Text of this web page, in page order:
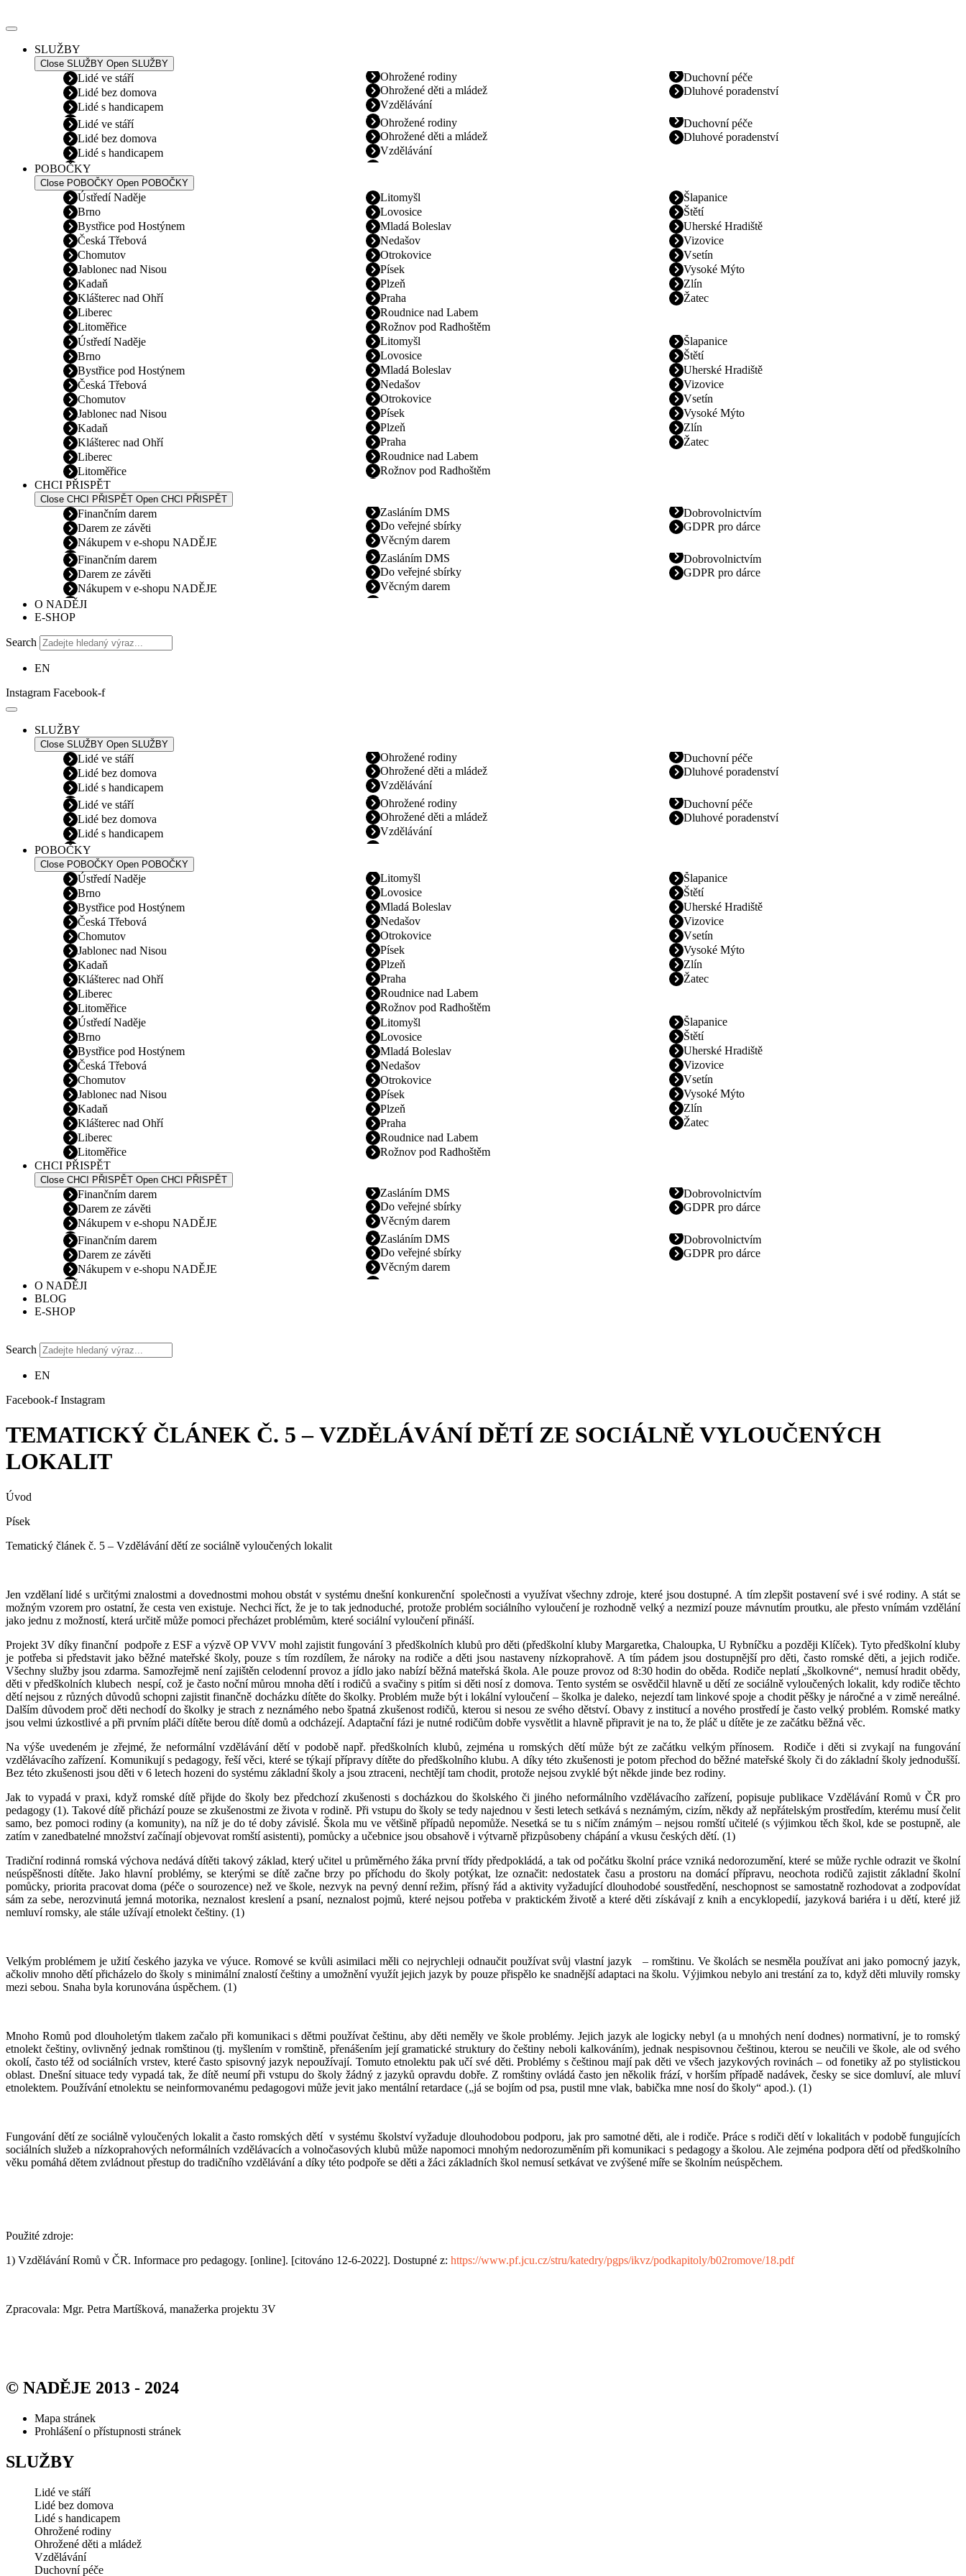
k
SLUŽBY
Close SLUŽBY Open SLUŽBY
Lidé ve stáří
Lidé bez domova
Lidé s handicapem
Ohrožené rodiny
Ohrožené děti a mládež
Vzdělávání
Duchovní péče
Dluhové poradenství
Lidé ve stáří
Lidé bez domova
Lidé s handicapem
Ohrožené rodiny
Ohrožené děti a mládež
Vzdělávání
Duchovní péče
Dluhové poradenství
POBOČKY
Close POBOČKY Open POBOČKY
Ústředí Naděje
Brno
Bystřice pod Hostýnem
Česká Třebová
Chomutov
Jablonec nad Nisou
Kadaň
Klášterec nad Ohří
Liberec
Litoměřice
Litomyšl
Lovosice
Mladá Boleslav
Nedašov
Otrokovice
Písek
Plzeň
Praha
Roudnice nad Labem
Rožnov pod Radhoštěm
Šlapanice
Štětí
Uherské Hradiště
Vizovice
Vsetín
Vysoké Mýto
Zlín
Žatec
Ústředí Naděje
Brno
Bystřice pod Hostýnem
Česká Třebová
Chomutov
Jablonec nad Nisou
Kadaň
Klášterec nad Ohří
Liberec
Litoměřice
Litomyšl
Lovosice
Mladá Boleslav
Nedašov
Otrokovice
Písek
Plzeň
Praha
Roudnice nad Labem
Rožnov pod Radhoštěm
Šlapanice
Štětí
Uherské Hradiště
Vizovice
Vsetín
Vysoké Mýto
Zlín
Žatec
CHCI PŘISPĚT
Close CHCI PŘISPĚT Open CHCI PŘISPĚT
Finančním darem
Darem ze závěti
Nákupem v e-shopu NADĚJE
Zasláním DMS
Do veřejné sbírky
Věcným darem
Dobrovolnictvím
GDPR pro dárce
Finančním darem
Darem ze závěti
Nákupem v e-shopu NADĚJE
Zasláním DMS
Do veřejné sbírky
Věcným darem
Dobrovolnictvím
GDPR pro dárce
O NADĚJI
E-SHOP
Search
EN
Instagram Facebook-f
SLUŽBY
Close SLUŽBY Open SLUŽBY
Lidé ve stáří
Lidé bez domova
Lidé s handicapem
Ohrožené rodiny
Ohrožené děti a mládež
Vzdělávání
Duchovní péče
Dluhové poradenství
Lidé ve stáří
Lidé bez domova
Lidé s handicapem
Ohrožené rodiny
Ohrožené děti a mládež
Vzdělávání
Duchovní péče
Dluhové poradenství
POBOČKY
Close POBOČKY Open POBOČKY
Ústředí Naděje
Brno
Bystřice pod Hostýnem
Česká Třebová
Chomutov
Jablonec nad Nisou
Kadaň
Klášterec nad Ohří
Liberec
Litoměřice
Litomyšl
Lovosice
Mladá Boleslav
Nedašov
Otrokovice
Písek
Plzeň
Praha
Roudnice nad Labem
Rožnov pod Radhoštěm
Šlapanice
Štětí
Uherské Hradiště
Vizovice
Vsetín
Vysoké Mýto
Zlín
Žatec
Ústředí Naděje
Brno
Bystřice pod Hostýnem
Česká Třebová
Chomutov
Jablonec nad Nisou
Kadaň
Klášterec nad Ohří
Liberec
Litoměřice
Litomyšl
Lovosice
Mladá Boleslav
Nedašov
Otrokovice
Písek
Plzeň
Praha
Roudnice nad Labem
Rožnov pod Radhoštěm
Šlapanice
Štětí
Uherské Hradiště
Vizovice
Vsetín
Vysoké Mýto
Zlín
Žatec
CHCI PŘISPĚT
Close CHCI PŘISPĚT Open CHCI PŘISPĚT
Finančním darem
Darem ze závěti
Nákupem v e-shopu NADĚJE
Zasláním DMS
Do veřejné sbírky
Věcným darem
Dobrovolnictvím
GDPR pro dárce
Finančním darem
Darem ze závěti
Nákupem v e-shopu NADĚJE
Zasláním DMS
Do veřejné sbírky
Věcným darem
Dobrovolnictvím
GDPR pro dárce
O NADĚJI
BLOG
E-SHOP
Search
EN
Facebook-f Instagram
TEMATICKÝ ČLÁNEK Č. 5 – VZDĚLÁVÁNÍ DĚTÍ ZE SOCIÁLNĚ VYLOUČENÝCH
LOKALIT
Úvod
Písek
Tematický článek č. 5 – Vzdělávání dětí ze sociálně vyloučených lokalit
Jen vzdělaní lidé s určitými znalostmi a dovednostmi mohou obstát v systému dnešní konkurenční společnosti a využívat všechny zdroje, které jsou dostupné. A tím zlepšit postavení své i své rodiny. A stát se
možným vzorem pro ostatní, že cesta ven existuje. Nechci říct, že je to tak jednoduché, protože problém sociálního vyloučení je rozhodně velký a nezmizí pouze mávnutím proutku, ale přesto vnímám vzdělání
jako jednu z možností, která určitě může pomoci přecházet problémům, které sociální vyloučení přináší.
Projekt 3V díky finanční podpoře z ESF a výzvě OP VVV mohl zajistit fungování 3 předškolních klubů pro děti (předškolní kluby Margaretka, Chaloupka, U Rybníčku a později Klíček). Tyto předškolní kluby
je potřeba si představit jako běžné mateřské školy, pouze s tím rozdílem, že nároky na rodiče a děti jsou nastaveny nízkoprahově. A tím pádem jsou dostupnější pro děti, často romské děti, a jejich rodiče.
Všechny služby jsou zdarma. Samozřejmě není zajištěn celodenní provoz a jídlo jako nabízí běžná mateřská škola. Ale pouze provoz od 8:30 hodin do oběda. Rodiče neplatí „školkovné“, nemusí hradit obědy,
děti v předškolních klubech nespí, což je často noční můrou mnoha dětí i rodičů a svačiny s pitím si děti nosí z domova. Tento systém se osvědčil hlavně u dětí ze sociálně vyloučených lokalit, kdy rodiče těchto
dětí nejsou z různých důvodů schopni zajistit finančně docházku dítěte do školky. Problém muže být i lokální vyloučení – školka je daleko, nejezdí tam linkové spoje a chodit pěšky je náročné a v zimě nereálné.
Dalším důvodem proč děti nechodí do školky je strach z neznámého nebo špatná zkušenost rodičů, kterou si nesou ze svého dětství. Obavy z institucí a nového prostředí je často velký problém. Romské matky
jsou velmi úzkostlivé a při prvním pláči dítěte berou dítě domů a odcházejí. Adaptační fázi je nutné rodičům dobře vysvětlit a hlavně připravit je na to, že pláč u dítěte je ze začátku běžná věc.
Na výše uvedeném je zřejmé, že neformální vzdělávání dětí v podobě např. předškolních klubů, zejména u romských dětí může být ze začátku velkým přínosem.
Rodiče i děti si zvykají na fungování
vzdělávacího zařízení. Komunikují s pedagogy, řeší věci, které se týkají přípravy dítěte do předškolního klubu. A díky této zkušenosti je potom přechod do běžné mateřské školy či do základní školy jednodušší.
Bez této zkušenosti jsou děti v 6 letech hozeni do systému základní školy a jsou ztraceni, nechtějí tam chodit, protože nejsou zvyklé být někde jinde bez rodiny.
Jak to vypadá v praxi, když romské dítě přijde do školy bez předchozí zkušenosti s docházkou do školského či jiného neformálního vzdělávacího zařízení, popisuje publikace Vzdělávání Romů v ČR pro
pedagogy (1). Takové dítě přichází pouze se zkušenostmi ze života v rodině. Při vstupu do školy se tedy najednou v šesti letech setkává s neznámým, cizím, někdy až nepřátelským prostředím, kterému musí čelit
samo, bez pomoci rodiny (a komunity), na níž je do té doby závislé. Škola mu ve většině případů nepomůže. Nesetká se tu s ničím známým – nejsou romští učitelé (s výjimkou těch škol, kde se postupně, ale
zatím v zanedbatelné množství začínají objevovat romští asistenti), pomůcky a učebnice jsou obsahově i výtvarně přizpůsobeny chápání a vkusu českých dětí. (1)
Tradiční rodinná romská výchova nedává dítěti takový základ, který učitel u průměrného žáka první třídy předpokládá, a tak od počátku školní práce vzniká nedorozumění, které se může rychle odrazit ve školní
neúspěšnosti dítěte. Jako hlavní problémy, se kterými se dítě začne brzy po příchodu do školy potýkat, lze označit: nedostatek času a prostoru na domácí přípravu, neochota rodičů zajistit základní školní
pomůcky, priorita pracovat doma (péče o sourozence) než ve škole, nezvyk na pevný denní režim, přísný řád a aktivity vyžadující dlouhodobé soustředění, neschopnost se samostatně rozhodovat a zodpovídat
sám za sebe, nerozvinutá jemná motorika, neznalost kreslení a psaní, neznalost pojmů, které nejsou potřeba v praktickém životě a které děti získávají z knih a encyklopedií, jazyková bariéra i u dětí, které již
nemluví romsky, ale stále užívají etnolekt češtiny. (1)
Velkým problémem je užití českého jazyka ve výuce. Romové se kvůli asimilaci měli co nejrychleji odnaučit používat svůj vlastní jazyk
– romštinu. Ve školách se nesměla používat ani jako pomocný jazyk,
ačkoliv mnoho dětí přicházelo do školy s minimální znalostí češtiny a umožnění využít jejich jazyk by pouze přispělo ke snadnější adaptaci na školu. Výjimkou nebylo ani trestání za to, když děti mluvily romsky
mezi sebou. Snaha byla korunována úspěchem. (1)
Mnoho Romů pod dlouholetým tlakem začalo při komunikaci s dětmi používat češtinu, aby děti neměly ve škole problémy. Jejich jazyk ale logicky nebyl (a u mnohých není dodnes) normativní, je to romský
etnolekt češtiny, ovlivněný jednak romštinou (tj. myšlením v romštině, přenášením její gramatické struktury do češtiny neboli kalkováním), jednak nespisovnou češtinou, kterou se neučili ve škole, ale od svého
okolí, často též od sociálních vrstev, které často spisovný jazyk nepoužívají. Tomuto etnolektu pak učí své děti. Problémy s češtinou mají pak děti ve všech jazykových rovinách – od fonetiky až po stylistickou
oblast. Dnešní situace tedy vypadá tak, že dítě neumí při vstupu do školy žádný z jazyků opravdu dobře. Z romštiny ovládá často jen několik frází, v horším případě nadávek, česky se sice domluví, ale mluví
etnolektem. Používání etnolektu se neinformovanému pedagogovi může jevit jako mentální retardace („já se bojím od psa, pustil mne vlak, babička mne nosí do školy“ apod.). (1)
Fungování dětí ze sociálně vyloučených lokalit a často romských dětí v systému školství vyžaduje dlouhodobou podporu, jak pro samotné děti, ale i rodiče. Práce s rodiči dětí v lokalitách v podobě fungujících
sociálních služeb a nízkoprahových neformálních vzdělávacích a volnočasových klubů může napomoci mnohým nedorozuměním při komunikaci s pedagogy a školou. Ale zejména podpora dětí od předškolního
věku pomáhá dětem zvládnout přestup do tradičního vzdělávání a díky této podpoře se děti a žáci základních škol nemusí setkávat ve zvýšené míře se školním neúspěchem.
Použité zdroje:
1) Vzdělávání Romů v ČR. Informace pro pedagogy. [online]. [citováno 12-6-2022]. Dostupné z: https://www.pf.jcu.cz/stru/katedry/pgps/ikvz/podkapitoly/b02romove/18.pdf
Zpracovala: Mgr. Petra Martíšková, manažerka projektu 3V
© NADĚJE 2013 - 2024
Mapa stránek
Prohlášení o přístupnosti stránek
SLUŽBY
Lidé ve stáří
Lidé bez domova
Lidé s handicapem
Ohrožené rodiny
Ohrožené děti a mládež
Vzdělávání
Duchovní péče